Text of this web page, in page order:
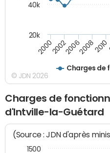
Charges de
20002002200620082010
40k
20k
© JDN 2026
Charges de
d'Intville-la-Guétard
(Source : JDN d'après
1500